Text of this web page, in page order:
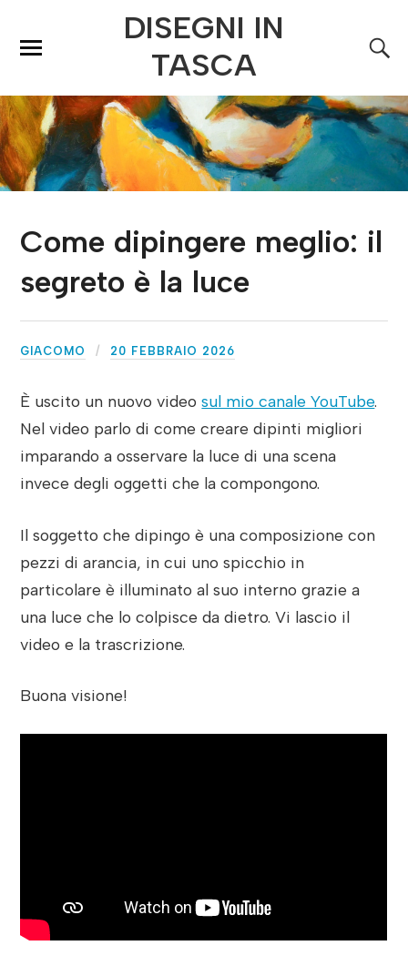
DISEGNI IN
TASCA
Come dipingere meglio: il
segreto è la luce
GIACOMO 20 FEBBRAIO 2026
È uscito un nuovo videosul mio canale YouTube.
Nel video parlo di come creare dipinti migliori
imparando a osservare la luce di una scena
invece degli oggetti che la compongono.
Il soggetto che dipingo è una composizione con
pezzi di arancia, in cui uno spicchio in
particolare è illuminato al suo interno grazie a
una luce che lo colpisce da dietro. Vi lascio il
video e la trascrizione.
Buona visione!